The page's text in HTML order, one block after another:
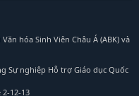
hóa Sinh Viên Châu Á (ABK) và
Sự nghiệp Hỗ trợ Giáo dục Quốc
12-13